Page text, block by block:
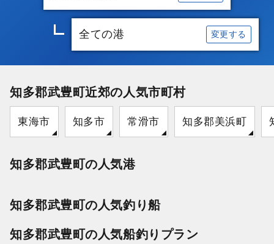
全ての港 変更する
知多郡武豊町近郊の人気市町村
東海市 知多市 常滑市 知多郡美浜町
知多郡武豊町の人気港
知多郡武豊町の人気釣り船
知多郡武豊町の人気船釣りプラン